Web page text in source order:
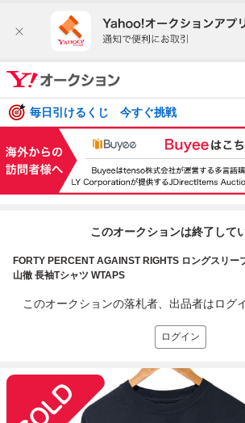
毎日引けるくじ 今すぐ挑戦
このオークションは終了して
FORTY PERCENT AGAINST RIGHTS ロングスリー
山徹 長袖Tシャツ WTAPS
このオークションの落札者、出品者はログ
ログイン